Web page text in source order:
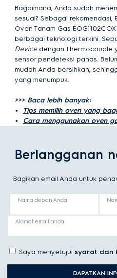
Bagaimana, Anda sudah
sesuai? Sebagai rekomendasi,
Oven Tanam Gas EOG1102COX
berbagai teknologi terkini.
Device dengan Thermocouple
sensor pendeteksi panas.
mudah Anda bersihkan,
yang menumpuk.
>>> Baca lebih banyak:
Tips memilih oven yang
Cara menggunakan oven
Berlangganan
Bagikan email Anda untuk
Nama depan Anda
Alamat email anda
Saya menyetujui syarat dan
DAPATKAN